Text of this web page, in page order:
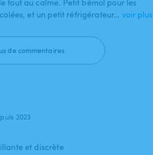
tout au calme. Petit bémol pour les
et un petit réfrigérateur… voir plus
de commentaires
2023
et discrète